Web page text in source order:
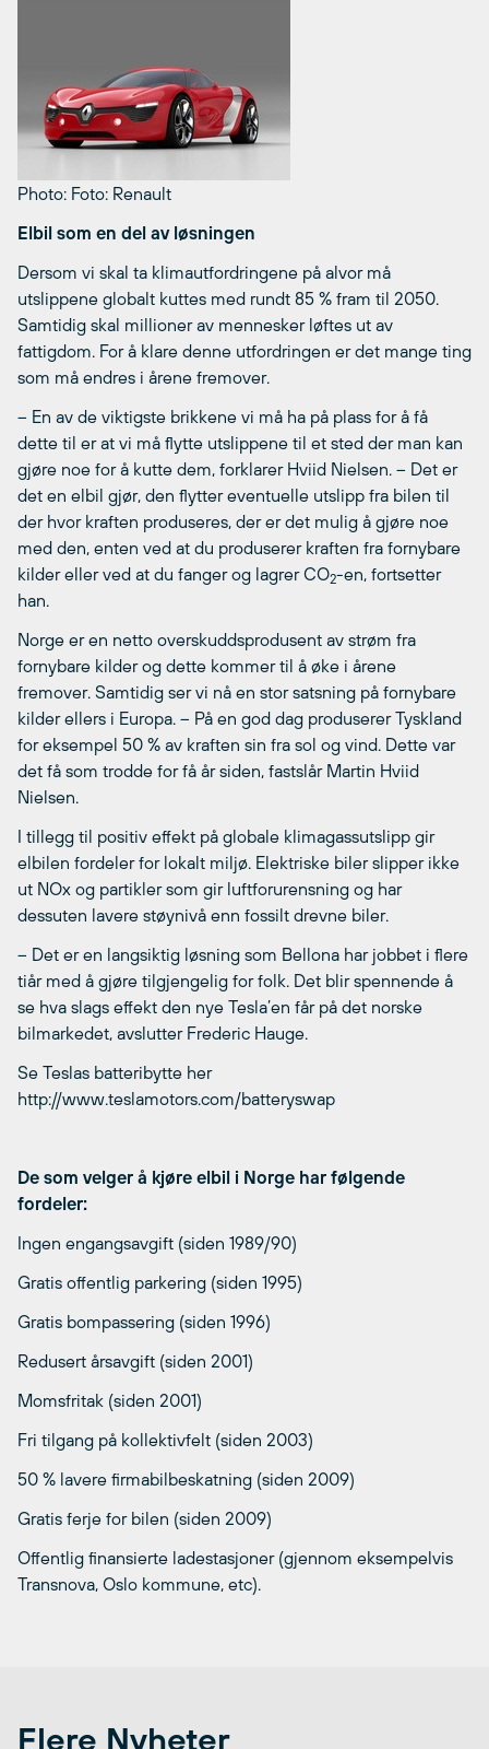
Photo: Foto: Renault
Elbil som en del av løsningen
Dersom vi skal ta klimautfordringene på alvor må
utslippene globalt kuttes med rundt 85 % fram til 2050.
Samtidig skal millioner av mennesker løftes ut av
fattigdom. For å klare denne utfordringen er det mange ting
som må endres i årene fremover.
– En av de viktigste brikkene vi må ha på plass for å få
dette til er at vi må flytte utslippene til et sted der man kan
gjøre noe for å kutte dem, forklarer Hviid Nielsen. – Det er
det en elbil gjør, den flytter eventuelle utslipp fra bilen til
der hvor kraften produseres, der er det mulig å gjøre noe
med den, enten ved at du produserer kraften fra fornybare
kilder eller ved at du fanger og lagrer CO2-en, fortsetter
han.
Norge er en netto overskuddsprodusent av strøm fra
fornybare kilder og dette kommer til å øke i årene
fremover. Samtidig ser vi nå en stor satsning på fornybare
kilder ellers i Europa. – På en god dag produserer Tyskland
for eksempel 50 % av kraften sin fra sol og vind. Dette var
det få som trodde for få år siden, fastslår Martin Hviid
Nielsen.
I tillegg til positiv effekt på globale klimagassutslipp gir
elbilen fordeler for lokalt miljø. Elektriske biler slipper ikke
ut NOx og partikler som gir luftforurensning og har
dessuten lavere støynivå enn fossilt drevne biler.
– Det er en langsiktig løsning som Bellona har jobbet i flere
tiår med å gjøre tilgjengelig for folk. Det blir spennende å
se hva slags effekt den nye Tesla’en får på det norske
bilmarkedet, avslutter Frederic Hauge.
Se Teslas batteribytte her
http://www.teslamotors.com/batteryswap
De som velger å kjøre elbil i Norge har følgende
fordeler:
Ingen engangsavgift (siden 1989/90)
Gratis offentlig parkering (siden 1995)
Gratis bompassering (siden 1996)
Redusert årsavgift (siden 2001)
Momsfritak (siden 2001)
Fri tilgang på kollektivfelt (siden 2003)
50 % lavere firmabilbeskatning (siden 2009)
Gratis ferje for bilen (siden 2009)
Offentlig finansierte ladestasjoner (gjennom eksempelvis
Transnova, Oslo kommune, etc).
Flere Nyheter